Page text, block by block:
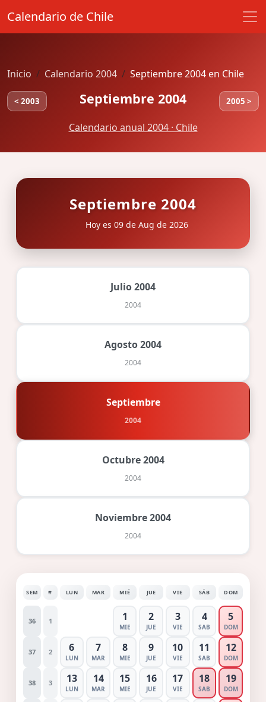
Calendario de Chile
Inicio Calendario 2004 Septiembre 2004 en Chile
< 2003 Septiembre 2004 2005 >
Calendario anual 2004 · Chile
Septiembre 2004
Hoy es 09 de Aug de 2026
Julio 2004
2004
Agosto 2004
2004
Septiembre
2004
Octubre 2004
2004
Noviembre 2004
2004
SEM # LUN MAR MIÉ JUE VIE SÁB DOM
36 1 1
MIE
2
JUE
3
VIE
4
SAB
5
DOM
37 2 6
LUN
7
MAR
8
MIE
9
JUE
10
VIE
11
SAB
12
DOM
38 3 13
LUN
14
MAR
15
MIE
16
JUE
17
VIE
18
SAB
19
DOM